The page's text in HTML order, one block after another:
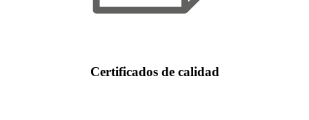
Certificados de calidad